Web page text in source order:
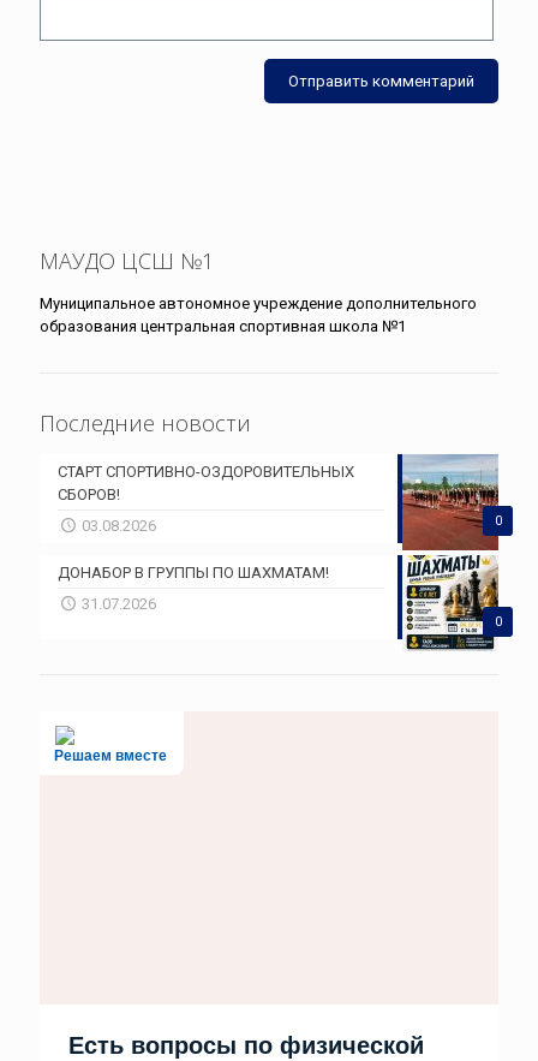
МАУДО ЦСШ №1
Муниципальное автономное учреждение дополнительного
образования центральная спортивная школа №1
Последние новости
0
СТАРТ СПОРТИВНО-ОЗДОРОВИТЕЛЬНЫХ
СБОРОВ!
03.08.2026
0
ДОНАБОР В ГРУППЫ ПО ШАХМАТАМ!
31.07.2026
Решаем вместе
Есть вопросы по физической